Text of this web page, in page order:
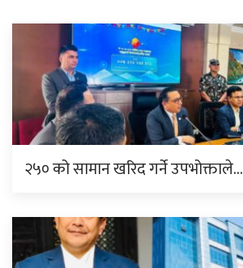
२५० को सामान खरिद गर्ने उपभोक्ताले…